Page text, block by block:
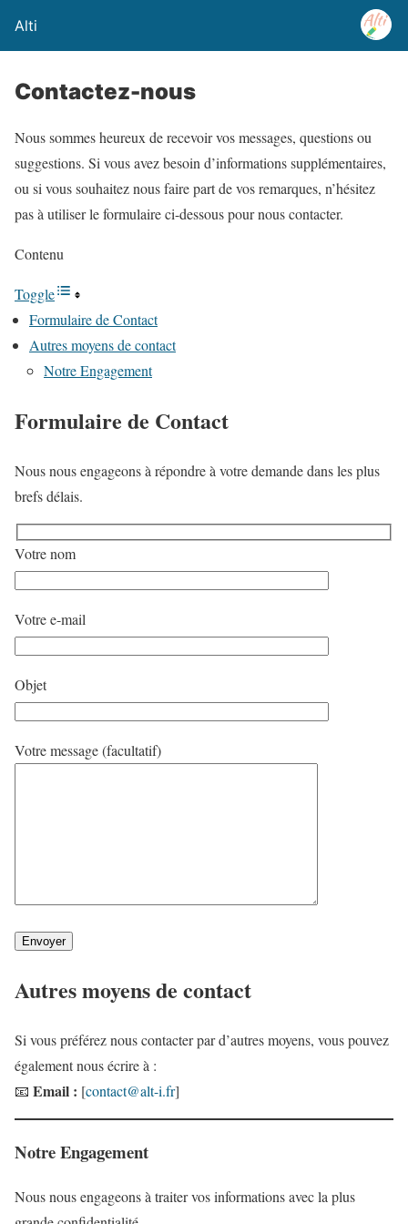
Alti
Contactez-nous
Nous sommes heureux de recevoir vos messages, questions ou
suggestions. Si vous avez besoin d’informations supplémentaires,
ou si vous souhaitez nous faire part de vos remarques, n’hésitez
pas à utiliser le formulaire ci-dessous pour nous contacter.
Contenu
Toggle
Formulaire de Contact
Autres moyens de contact
Notre Engagement
Formulaire de Contact
Nous nous engageons à répondre à votre demande dans les plus
brefs délais.
Votre nom
Votre e-mail
Objet
Votre message (facultatif)
Autres moyens de contact
Si vous préférez nous contacter par d’autres moyens, vous pouvez
également nous écrire à :
📧 Email : [contact@alt-i.fr]
Notre Engagement
Nous nous engageons à traiter vos informations avec la plus